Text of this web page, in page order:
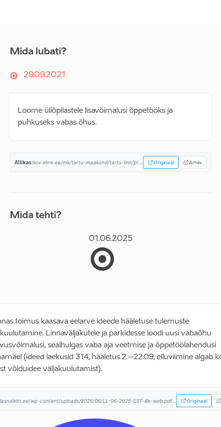
Mida lubati?
29.09.2021
Loome üliõpilastele lisavõimalusi õppetööks ja
puhkuseks vabas õhus.
Allikas: Originaal Arhiiv
Mida tehti?
01.06.2025
toimus kaasava eelarve ideede hääletuse tulemuste
Linnaväljakutele ja parkidesse loodi uusi vabaõhu
sealhulgas vaba aja veetmise ja õppetöölahendusi
(ideed laekusid 314, hääletus 2.–22.09, elluviimine algab
võiduidee väljakuulutamist).
lasnaleht.ee/wp-content/uploads/2025/06/LL-06-2025-EST-4lk-web.pdf... Originaal